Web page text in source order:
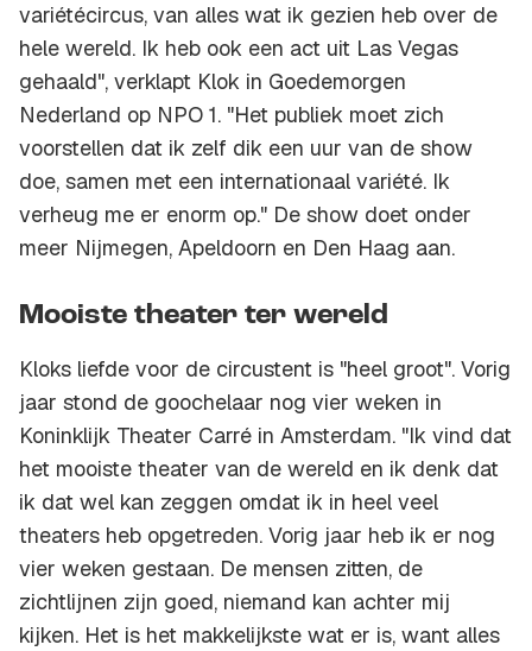
variétécircus, van alles wat ik gezien heb over de
hele wereld. Ik heb ook een act uit Las Vegas
gehaald", verklapt Klok in Goedemorgen
Nederland op NPO 1. "Het publiek moet zich
voorstellen dat ik zelf dik een uur van de show
doe, samen met een internationaal variété. Ik
verheug me er enorm op." De show doet onder
meer Nijmegen, Apeldoorn en Den Haag aan.
Mooiste theater ter wereld
Kloks liefde voor de circustent is "heel groot". Vorig
jaar stond de goochelaar nog vier weken in
Koninklijk Theater Carré in Amsterdam. "Ik vind dat
het mooiste theater van de wereld en ik denk dat
ik dat wel kan zeggen omdat ik in heel veel
theaters heb opgetreden. Vorig jaar heb ik er nog
vier weken gestaan. De mensen zitten, de
zichtlijnen zijn goed, niemand kan achter mij
kijken. Het is het makkelijkste wat er is, want alles